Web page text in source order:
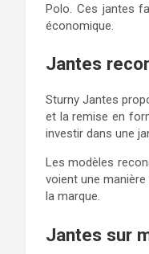
Polo. Ces jantes
économique.
Jantes
Sturny Jantes
et la remise en
investir dans une
Les modèles
voient une
la marque.
Jantes sur